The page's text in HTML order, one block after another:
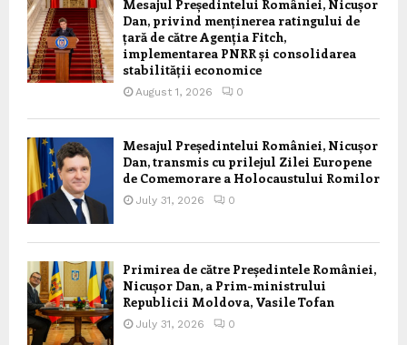
Mesajul Președintelui României, Nicușor
Dan, privind menținerea ratingului de
țară de către Agenția Fitch,
implementarea PNRR și consolidarea
stabilității economice
August 1, 2026 0
Mesajul Președintelui României, Nicușor
Dan, transmis cu prilejul Zilei Europene
de Comemorare a Holocaustului Romilor
July 31, 2026 0
Primirea de către Președintele României,
Nicușor Dan, a Prim-ministrului
Republicii Moldova, Vasile Tofan
July 31, 2026 0